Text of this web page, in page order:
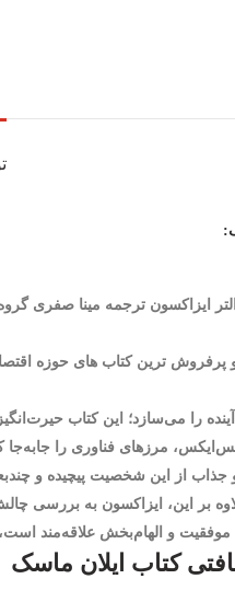
ایزاکسون ترجمه مینا صفری
پرفروش ترین کتاب های حوزه
مرزهای فناوری را
از این شخصیت پیچیده و
بر این، ایزاکسون به بررسی
و الهام‌بخش علاقه‌مند
کتاب ایلان ماسک